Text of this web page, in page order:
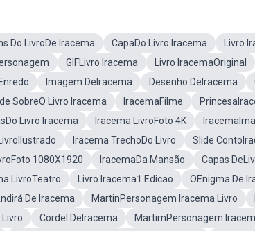
Do LivroDe Iracema CapaDo Livro Iracema
Livro
GIFLivro Iracema Livro IracemaOriginal
Imagem DeIracema Desenho DeIracema
SobreO Livro Iracema IracemaFilme
Livro Iracema Iracema LivroFoto 4K
Iracema TrechoDo Livro Slide
1080X1920 IracemaDa Mansão
Capas
LivroTeatro Livro Iracema1 Edicao OEnigma De
De Iracema MartinPersonagem Iracema Livro
Cordel DeIracema MartimPersonagem